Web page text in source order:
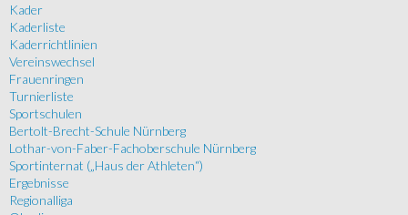
Kader
Kaderliste
Kaderrichtlinien
Vereinswechsel
Frauenringen
Turnierliste
Sportschulen
Bertolt-Brecht-Schule Nürnberg
Lothar-von-Faber-Fachoberschule Nürnberg
Sportinternat („Haus der Athleten“)
Ergebnisse
Regionalliga